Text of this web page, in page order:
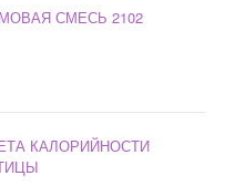
СМЕСЬ 2102
КАЛОРИЙНОСТИ